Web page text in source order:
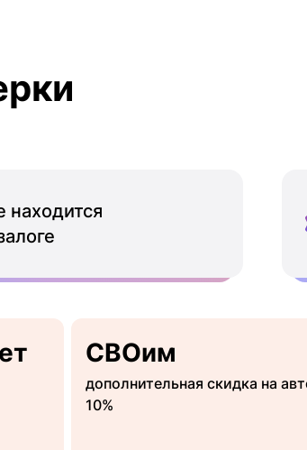
находится
СВОим
дополнительная скидка на
10%